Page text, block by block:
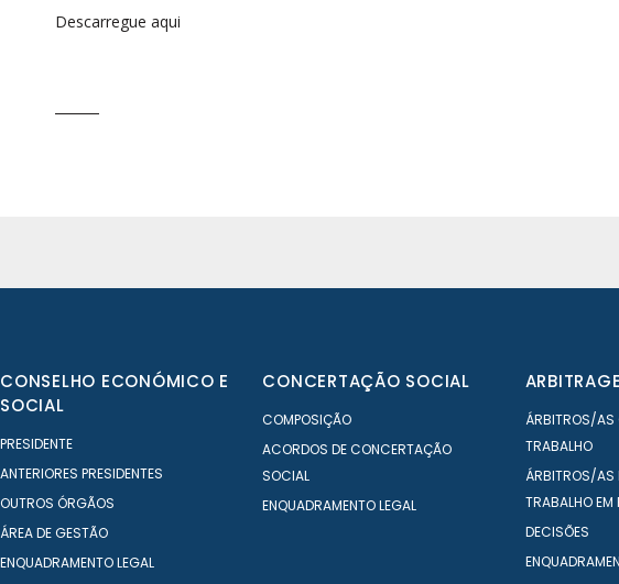
Descarregue aqui
CONSELHO ECONÓMICO E
SOCIAL
PRESIDENTE
ANTERIORES PRESIDENTES
OUTROS ÓRGÃOS
ÁREA DE GESTÃO
ENQUADRAMENTO LEGAL
CONCERTAÇÃO SOCIAL
COMPOSIÇÃO
ACORDOS DE CONCERTAÇÃO
SOCIAL
ENQUADRAMENTO LEGAL
ÁRBITROS/AS
TRABALHO
ÁRBITROS/AS
TRABALHO EM
DECISÕES